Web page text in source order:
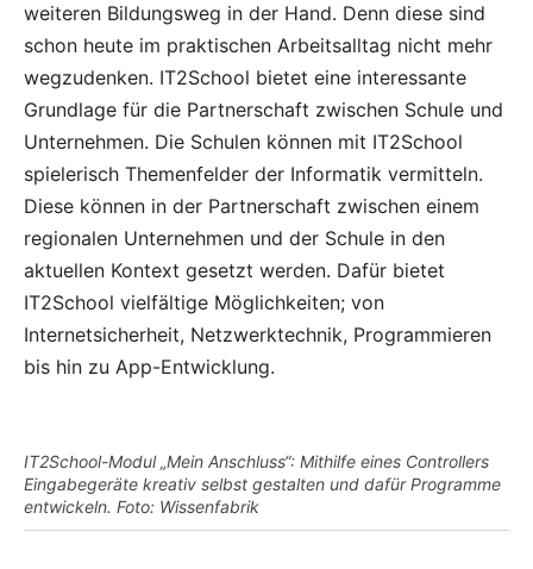
weiteren Bildungsweg in der Hand. Denn diese sind
schon heute im praktischen Arbeitsalltag nicht mehr
wegzudenken. IT2School bietet eine interessante
Grundlage für die Partnerschaft zwischen Schule und
Unternehmen. Die Schulen können mit IT2School
spielerisch Themenfelder der Informatik vermitteln.
Diese können in der Partnerschaft zwischen einem
regionalen Unternehmen und der Schule in den
aktuellen Kontext gesetzt werden. Dafür bietet
IT2School vielfältige Möglichkeiten; von
Internetsicherheit, Netzwerktechnik, Programmieren
bis hin zu App-Entwicklung.
IT2School-Modul „Mein Anschluss“: Mithilfe eines Controllers
Eingabegeräte kreativ selbst gestalten und dafür Programme
entwickeln. Foto: Wissenfabrik